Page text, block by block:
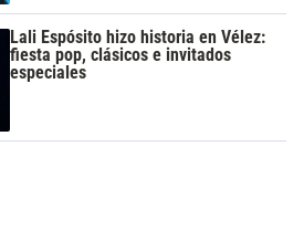
Lali Espósito hizo historia en Vélez:
fiesta pop, clásicos e invitados
especiales